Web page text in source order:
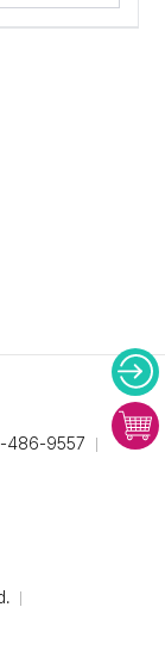
486-9557